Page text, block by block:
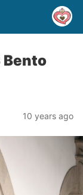
Bento
10 years ago